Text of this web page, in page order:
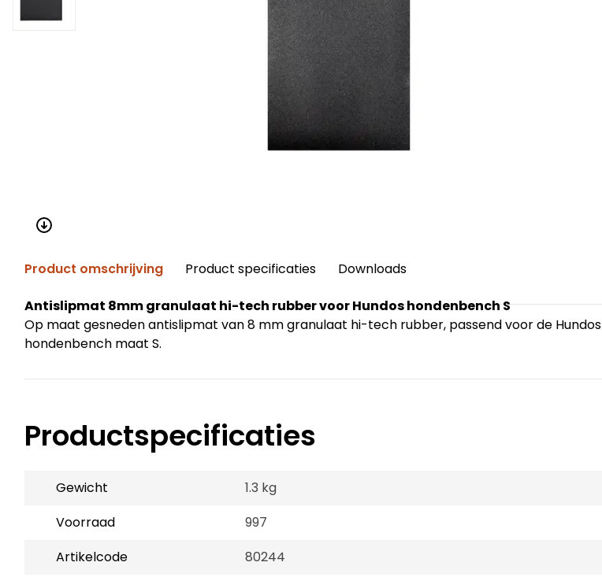
Product omschrijving Product specificaties Downloads
Antislipmat 8mm granulaat hi-tech rubber voor Hundos hondenbench S
Op maat gesneden antislipmat van 8 mm granulaat hi-tech rubber, passend voor de Hundos
hondenbench maat S.
Productspecificaties
Gewicht
1.3 kg
Voorraad
997
Artikelcode
80244